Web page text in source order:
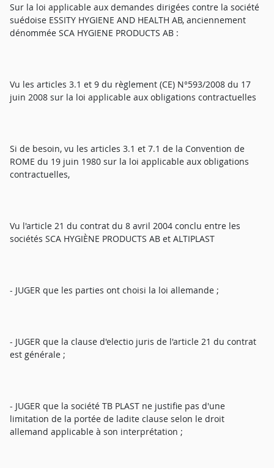
Sur la loi applicable aux demandes dirigées contre la société
suédoise ESSITY HYGIENE AND HEALTH AB, anciennement
dénommée SCA HYGIENE PRODUCTS AB :
Vu les articles 3.1 et 9 du règlement (CE) N°593/2008 du 17
juin 2008 sur la loi applicable aux obligations contractuelles
Si de besoin, vu les articles 3.1 et 7.1 de la Convention de
ROME du 19 juin 1980 sur la loi applicable aux obligations
contractuelles,
Vu l'article 21 du contrat du 8 avril 2004 conclu entre les
sociétés SCA HYGIÈNE PRODUCTS AB et ALTIPLAST
- JUGER que les parties ont choisi la loi allemande ;
- JUGER que la clause d'electio juris de l'article 21 du contrat
est générale ;
- JUGER que la société TB PLAST ne justifie pas d'une
limitation de la portée de ladite clause selon le droit
allemand applicable à son interprétation ;